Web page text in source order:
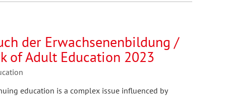
der Erwachsenenbildung /
of Adult Education 2023
education is a complex issue influenced by